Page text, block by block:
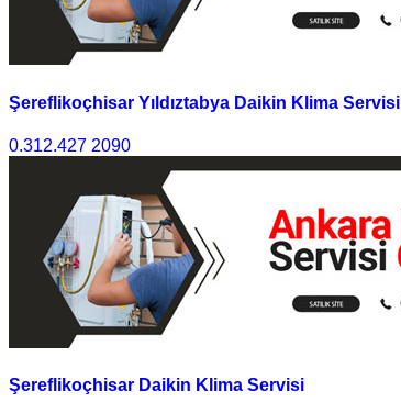
Şereflikoçhisar Yıldıztabya Daikin Klima Servisi
0.312.427 2090
Şereflikoçhisar Daikin Klima Servisi